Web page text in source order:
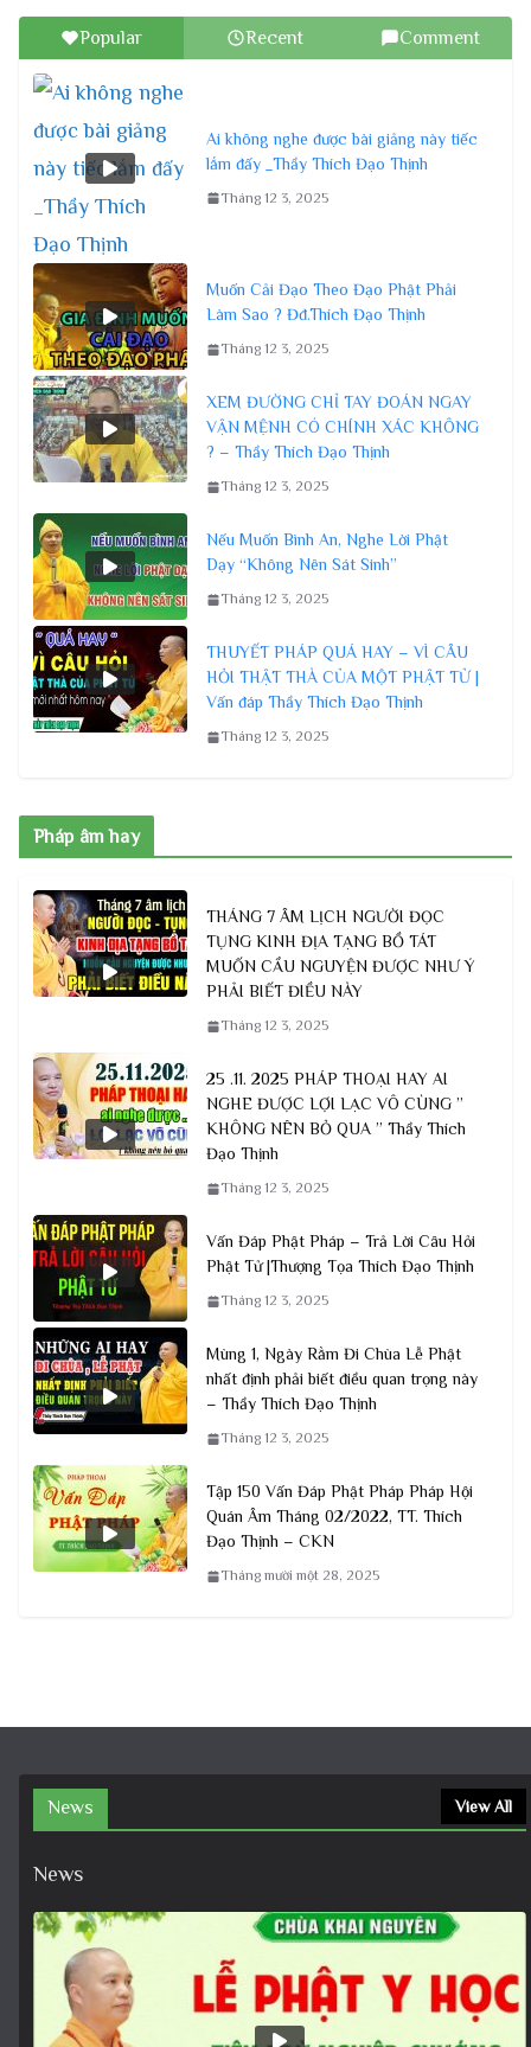
Popular Recent Comment
Ai không nghe được bài giảng này tiếc
lắm đấy _Thầy Thích Đạo Thịnh
Tháng 12 3, 2025
Muốn Cải Đạo Theo Đạo Phật Phải
Làm Sao ? Đđ.Thích Đạo Thịnh
Tháng 12 3, 2025
XEM ĐƯỜNG CHỈ TAY ĐOÁN NGAY
VẬN MỆNH CÓ CHÍNH XÁC KHÔNG
? – Thầy Thích Đạo Thịnh
Tháng 12 3, 2025
Nếu Muốn Bình An, Nghe Lời Phật
Dạy “Không Nên Sát Sinh”
Tháng 12 3, 2025
THUYẾT PHÁP QUÁ HAY – VÌ CÂU
HỎI THẬT THÀ CỦA MỘT PHẬT TỬ |
Vấn đáp Thầy Thích Đạo Thịnh
Tháng 12 3, 2025
Pháp âm hay
THÁNG 7 ÂM LỊCH NGƯỜI ĐỌC
TỤNG KINH ĐỊA TẠNG BỒ TÁT
MUỐN CẦU NGUYỆN ĐƯỢC NHƯ Ý
PHẢI BIẾT ĐIỀU NÀY
Tháng 12 3, 2025
25 .11. 2025 PHÁP THOẠI HAY AI
NGHE ĐƯỢC LỢI LẠC VÔ CÙNG ”
KHÔNG NÊN BỎ QUA ” Thầy Thích
Đạo Thịnh
Tháng 12 3, 2025
Vấn Đáp Phật Pháp – Trả Lời Câu Hỏi
Phật Tử |Thượng Tọa Thích Đạo Thịnh
Tháng 12 3, 2025
Mùng 1, Ngày Rằm Đi Chùa Lễ Phật
nhất định phải biết điều quan trọng này
– Thầy Thích Đạo Thịnh
Tháng 12 3, 2025
Tập 150 Vấn Đáp Phật Pháp Pháp Hội
Quán Âm Tháng 02/2022, TT. Thích
Đạo Thịnh – CKN
Tháng mười một 28, 2025
News View All
News